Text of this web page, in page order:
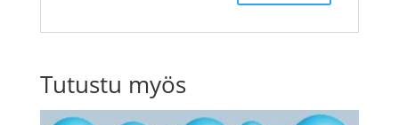
Tutustu myös